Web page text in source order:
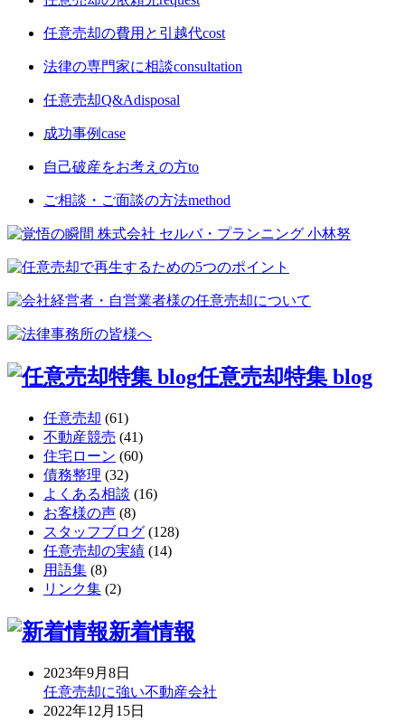
任意売却の費用と引越代cost
法律の専門家に相談consultation
任意売却Q&Adisposal
成功事例case
自己破産をお考えの方to
ご相談・ご面談の方法method
任意売却特集 blog
任意売却 (61)
不動産競売 (41)
住宅ローン (60)
債務整理 (32)
よくある相談 (16)
お客様の声 (8)
スタッフブログ (128)
任意売却の実績 (14)
用語集 (8)
リンク集 (2)
新着情報
2023年9月8日
任意売却に強い不動産会社
2022年12月15日